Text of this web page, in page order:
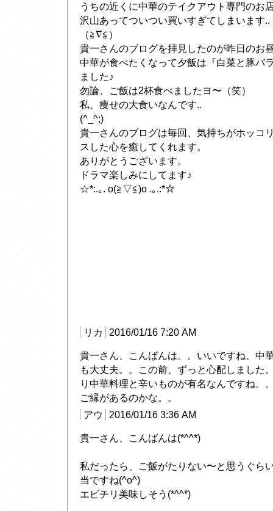
うちの近くに中華のテイクアウト専門のお
沢山あってついつい買いすぎてしまいます..
（≧∇≦）
貴一さんのブログを拝見したのが昨日のお
中華が食べたくなって夕飯は『白菜と豚バ
ました♪
勿論、ご飯は2杯食べましたヨ〜（笑）
私、痩せの大食いなんです..
(^_^;)
貴一さんのブログは毎回、気持ちがホッコ
スした心を癒してくれます。
ありがとうございます。
ドラマ楽しみにしてます♪
☆*:.｡. o(≧▽≦)o .｡.:*☆
リカ 2016/01/16 7:20 AM
貴一さん、こんばんは。。いいですね、中
も大丈夫。。この前、ずっと心配しました
り中華料理と辛いものが有名なんですね。
ご縁があるのかな。。
アウ
2016/01/16 3:36 AM
貴一さん、こんばんは(*^^*)
私だったら、ご飯がたりない〜と思うぐら
当ですね(^o^)
エビチリ美味しそう(*^^*)